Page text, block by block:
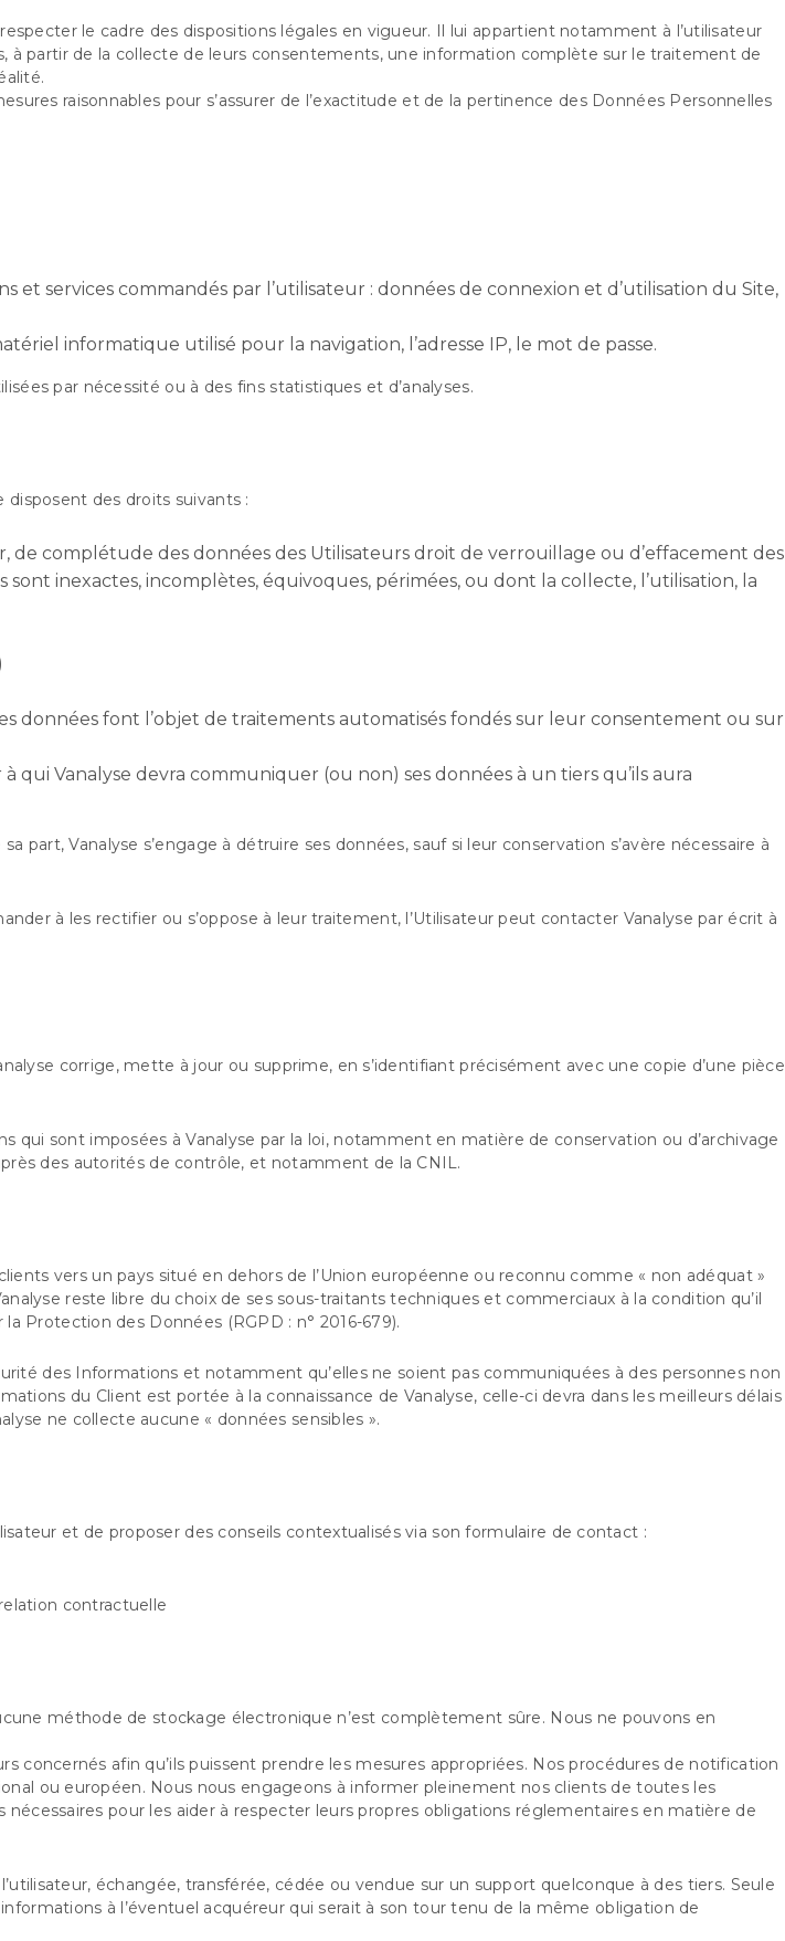
le cadre des dispositions légales en vigueur. Il lui appartient notamment à l’utilisateur
à partir de la collecte de leurs consentements, une information complète sur le traitement de
raisonnables pour s’assurer de l’exactitude et de la pertinence des Données Personnelles
services commandés par l’utilisateur : données de connexion et d’utilisation du Site,
informatique utilisé pour la navigation, l’adresse IP, le mot de passe.
par nécessité ou à des fins statistiques et d’analyses.
des droits suivants :
de complétude des données des Utilisateurs droit de verrouillage ou d’effacement des
inexactes, incomplètes, équivoques, périmées, ou dont la collecte, l’utilisation, la
données font l’objet de traitements automatisés fondés sur leur consentement ou sur
Vanalyse devra communiquer (ou non) ses données à un tiers qu’ils aura
part, Vanalyse s’engage à détruire ses données, sauf si leur conservation s’avère nécessaire à
à les rectifier ou s’oppose à leur traitement, l’Utilisateur peut contacter Vanalyse par écrit à
corrige, mette à jour ou supprime, en s’identifiant précisément avec une copie d’une pièce
sont imposées à Vanalyse par la loi, notamment en matière de conservation ou d’archivage
des autorités de contrôle, et notamment de la CNIL.
vers un pays situé en dehors de l’Union européenne ou reconnu comme « non adéquat »
reste libre du choix de ses sous-traitants techniques et commerciaux à la condition qu’il
Protection des Données (RGPD : n° 2016-679).
des Informations et notamment qu’elles ne soient pas communiquées à des personnes non
du Client est portée à la connaissance de Vanalyse, celle-ci devra dans les meilleurs délais
ne collecte aucune « données sensibles ».
et de proposer des conseils contextualisés via son formulaire de contact :
contractuelle
méthode de stockage électronique n’est complètement sûre. Nous ne pouvons en
concernés afin qu’ils puissent prendre les mesures appropriées. Nos procédures de notification
ou européen. Nous nous engageons à informer pleinement nos clients de toutes les
pour les aider à respecter leurs propres obligations réglementaires en matière de
échangée, transférée, cédée ou vendue sur un support quelconque à des tiers. Seule
à l’éventuel acquéreur qui serait à son tour tenu de la même obligation de